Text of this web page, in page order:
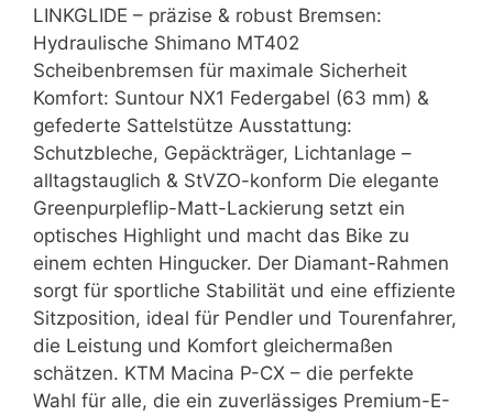
LINKGLIDE – präzise & robust Bremsen:
Hydraulische Shimano MT402
Scheibenbremsen für maximale Sicherheit
Komfort: Suntour NX1 Federgabel (63 mm) &
gefederte Sattelstütze Ausstattung:
Schutzbleche, Gepäckträger, Lichtanlage –
alltagstauglich & StVZO-konform Die elegante
Greenpurpleflip-Matt-Lackierung setzt ein
optisches Highlight und macht das Bike zu
einem echten Hingucker. Der Diamant-Rahmen
sorgt für sportliche Stabilität und eine effiziente
Sitzposition, ideal für Pendler und Tourenfahrer,
die Leistung und Komfort gleichermaßen
schätzen. KTM Macina P-CX – die perfekte
Wahl für alle, die ein zuverlässiges Premium-E-